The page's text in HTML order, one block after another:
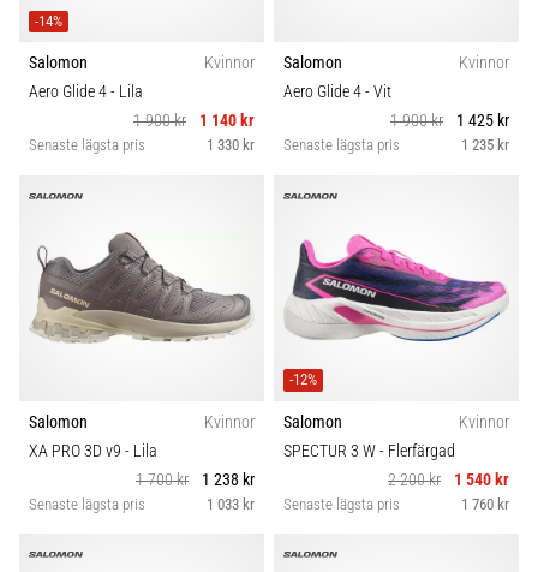
-14%
Salomon
Kvinnor
Aero Glide 4- Lila
1 900 kr
1 140 kr
Senaste lägsta pris 1 330 kr
Salomon
Kvinnor
Aero Glide 4- Vit
1 900 kr
1 425 kr
Senaste lägsta pris 1 235 kr
Salomon
Kvinnor
XA PRO 3D v9 - Lila
1 700 kr
1 238 kr
Senaste lägsta pris 1 033 kr
-12%
Salomon
Kvinnor
SPECTUR 3 W- Flerfärgad
2 200 kr
1 540 kr
Senaste lägsta pris 1 760 kr